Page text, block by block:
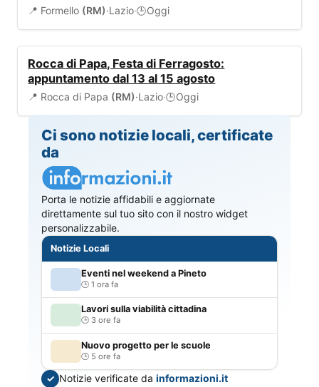
📍 Formello (RM)·Lazio·🕒Oggi
Rocca di Papa, Festa di Ferragosto:
appuntamento dal 13 al 15 agosto
📍 Rocca di Papa (RM)·Lazio·🕒Oggi
Ci sono notizie locali, certificate
da
Porta le notizie affidabili e aggiornate
direttamente sul tuo sito con il nostro widget
personalizzabile.
Notizie Locali
Eventi nel weekend a Pineto
1 ora fa
Lavori sulla viabilità cittadina
3 ore fa
Nuovo progetto per le scuole
5 ore fa
✓ Notizie verificate dainformazioni.it